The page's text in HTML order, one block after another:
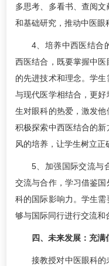
多思考、多看书、查阅
和基础研究，推动中医眼
4、培养中西医结合
西医结合，既要掌握中
的先进技术和理念。学
与现代医学相结合，更
生对眼科的热爱，激发
积极探索中西医结合的
风的培养，让学生树立正
5、加强国际交流与
交流与合作，学习借鉴
科的国际影响力。学生
够与国际同行进行交流和
四、未来发展：充满
接教授对中医眼科